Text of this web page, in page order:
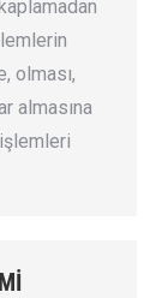
olması,
almasına